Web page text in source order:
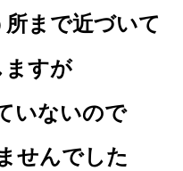
まで近づいて
すが
いないので
せんでした